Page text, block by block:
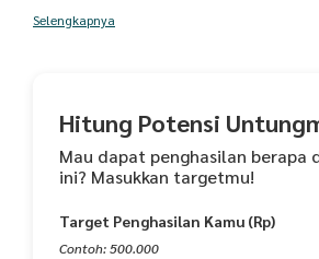
-Size:43x30x17cm
-didalam nya terdapat sekat khusus untuk
Lapis dalam nya mengunakan saten tebal
-Tersedia dalam 3 pilihan warna
-ungu
-Biru
Selengkapnya
Hitung Potensi
Mau dapat penghasilan berapa
ini? Masukkan targetmu!
Target Penghasilan Kamu (Rp)
Contoh: 500.000